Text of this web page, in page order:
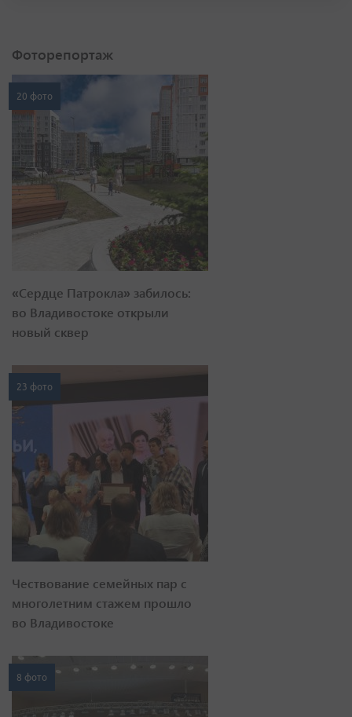
Фоторепортаж
20 фото
«Сердце Патрокла» забилось:
во Владивостоке открыли
новый сквер
23 фото
Чествование семейных пар с
многолетним стажем прошло
во Владивостоке
8 фото